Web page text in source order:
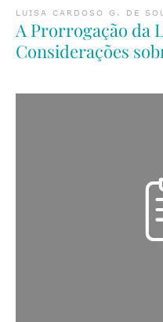
LUISA CARDOSO G. DE
A Prorrogação da
Considerações